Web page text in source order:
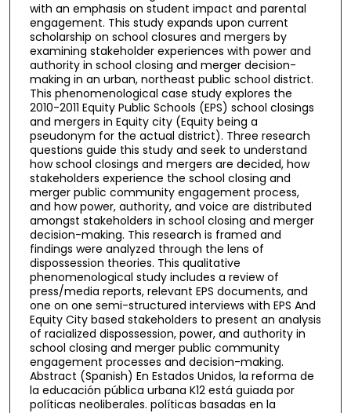
with an emphasis on student impact and parental
engagement. This study expands upon current
scholarship on school closures and mergers by
examining stakeholder experiences with power and
authority in school closing and merger decision-
making in an urban, northeast public school district.
This phenomenological case study explores the
2010-2011 Equity Public Schools (EPS) school closings
and mergers in Equity city (Equity being a
pseudonym for the actual district). Three research
questions guide this study and seek to understand
how school closings and mergers are decided, how
stakeholders experience the school closing and
merger public community engagement process,
and how power, authority, and voice are distributed
amongst stakeholders in school closing and merger
decision-making. This research is framed and
findings were analyzed through the lens of
dispossession theories. This qualitative
phenomenological study includes a review of
press/media reports, relevant EPS documents, and
one on one semi-structured interviews with EPS And
Equity City based stakeholders to present an analysis
of racialized dispossession, power, and authority in
school closing and merger public community
engagement processes and decision-making.
Abstract (Spanish) En Estados Unidos, la reforma de
la educación pública urbana K12 está guiada por
políticas neoliberales. políticas basadas en la